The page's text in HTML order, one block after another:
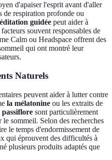
d'apaiser l'esprit avant d'aller
de respiration profonde ou
guidée peut aider à
souvent responsables de
Calm ou Headspace offrent des
qui ont montré leur
Naturels
peuvent aider à lutter contre
la mélatonine ou les extraits de
passiflore sont particulièrement
sommeil. Selon des recherches
le temps d'endormissement de
qui éprouvent des difficultés à
plusieurs produits adaptés que